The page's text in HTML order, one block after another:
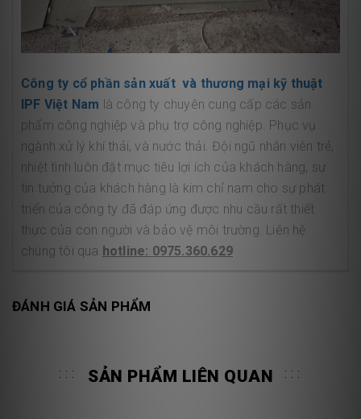
Công ty cổ phần sản xuất và thương mại kỹ thuật
IPF Việt Nam là công ty chuyên cung cấp các sản
phẩm công nghiệp và phụ trợ công nghiệp. Phục vụ
ngành xử lý khí thải, và nước thải. Đội ngũ nhân viên trẻ,
nhiệt tình luôn đặt mục tiêu lợi ích của khách hàng, sự
tin tưởng của khách hàng là kim chỉ nam cho sự phát
triển của công ty đã đáp ứng được nhu cầu rất thiết
thực của con người và bảo vệ môi trường. Liên hệ
chúng tôi qua hotline: 0975.360.629
ĐÁNH GIÁ SẢN PHẨM
SẢN PHẨM LIÊN QUAN